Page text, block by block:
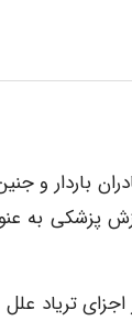
باردار و
پزشکی به
تریاد